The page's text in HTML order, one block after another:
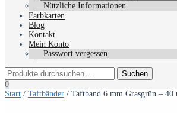
Nützliche Informationen
Farbkarten
Blog
Kontakt
Mein Konto
Passwort vergessen
0
Start / Taftbänder / Taftband 6 mm Grasgrün – 40